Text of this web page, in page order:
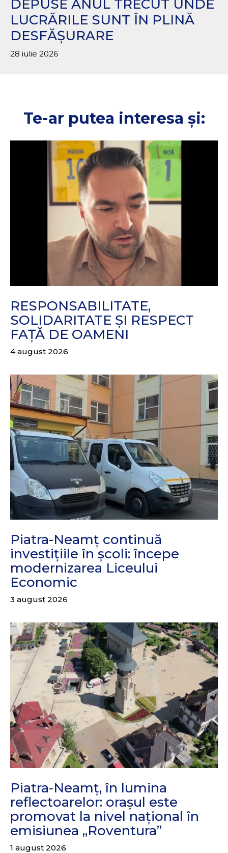
DEPUSE ANUL TRECUT UNDE
LUCRĂRILE SUNT ÎN PLINĂ
DESFĂȘURARE
28 iulie 2026
Te-ar putea interesa și:
RESPONSABILITATE,
SOLIDARITATE ȘI RESPECT
FAȚĂ DE OAMENI
4 august 2026
Piatra-Neamț continuă
investițiile în școli: începe
modernizarea Liceului
Economic
3 august 2026
Piatra-Neamț, în lumina
reflectoarelor: orașul este
promovat la nivel național în
emisiunea „Roventura”
1 august 2026